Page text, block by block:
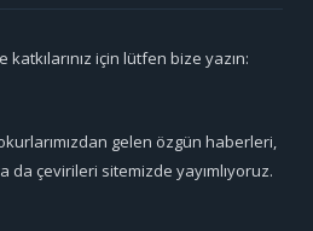
için lütfen bize yazın:
gelen özgün haberleri,
da çevirileri sitemizde yayımlıyoruz.